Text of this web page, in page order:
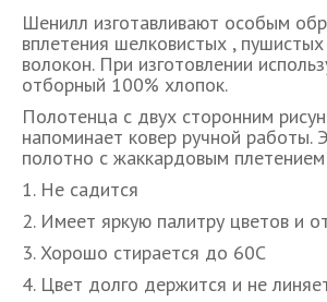
Шенилл изготавливают особым
вплетения шелковистых ,
волокон. При изготовлении
отборный 100% хлопок.
Полотенца с двух сторонним
напоминает ковер ручной работы.
полотно с жаккардовым плетением
1. Не садится
2. Имеет яркую палитру цветов и
3. Хорошо стирается до 60С
4. Цвет долго держится и не